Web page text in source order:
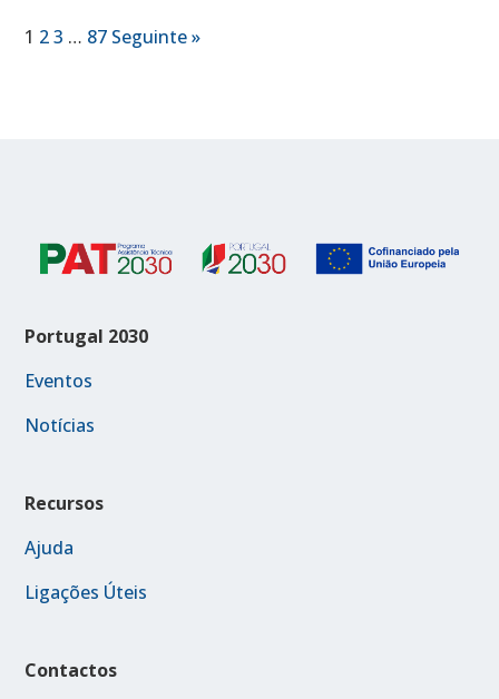
1 2 3 … 87 Seguinte »
Portugal 2030
Eventos
Notícias
Recursos
Ajuda
Ligações Úteis
Contactos